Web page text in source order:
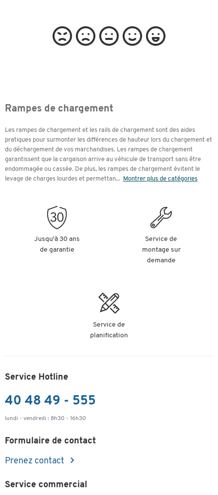
Rampes de chargement
Les rampes de chargement et les rails de chargement sont des aides
pratiques pour surmonter les différences de hauteur lors du chargement et
du déchargement de vos marchandises. Les rampes de chargement
garantissent que la cargaison arrive au véhicule de transport sans être
endommagée ou cassée. De plus, les rampes de chargement évitent le
levage de charges lourdes et permettan... Montrer plus de catégories
Jusqu'à 30 ans
de garantie
Service de
montage sur
demande
Service de
planification
Service Hotline
40 48 49 - 555
lundi - vendredi : 8h30 - 16h30
Formulaire de contact
Prenez contact
Service commercial